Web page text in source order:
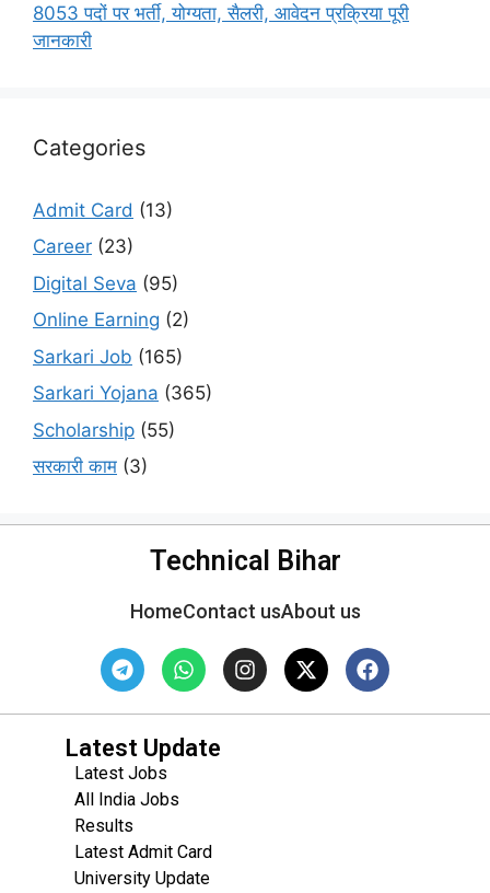
8053 पदों पर भर्ती, योग्यता, सैलरी, आवेदन प्रक्रिया पूरी
जानकारी
Categories
Admit Card (13)
Career (23)
Digital Seva (95)
Online Earning (2)
Sarkari Job (165)
Sarkari Yojana (365)
Scholarship (55)
सरकारी काम (3)
Technical Bihar
HomeContact usAbout us
Latest Update
Latest Jobs
All India Jobs
Results
Latest Admit Card
University Update